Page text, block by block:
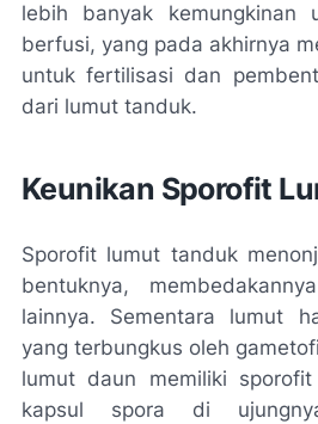
lebih banyak kemungkinan
berfusi, yang pada akhirnya
untuk fertilisasi dan
dari lumut tanduk.
Keunikan Sporofit
Sporofit lumut tanduk
bentuknya,
lainnya. Sementara lumut
yang terbungkus oleh
lumut daun memiliki
kapsul spora di